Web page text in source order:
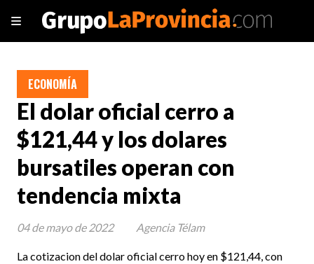
El dolar oficial cerro a
$121,44 y los dolares
bursatiles operan con
tendencia mixta
La cotizacion del dolar oficial cerro hoy en $121,44, con
ECONOMÍA
04 de mayo de 2022 Agencia Télam